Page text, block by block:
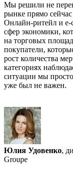
Мы решили не
рынке прямо
Онлайн-ритейл и e-
сфер экономики,
на торговых
покупатели,
рост количества
категориях
ситуации мы
уже был не важен.
Юлия Удовенко,
Groupe